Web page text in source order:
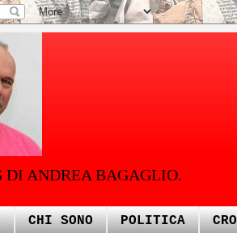
DI ANDREA BAGAGLIO.
CHI SONO POLITICA